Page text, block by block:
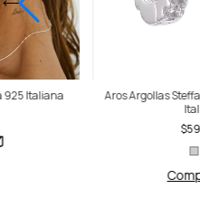
925 Italiana
Aros Argollas